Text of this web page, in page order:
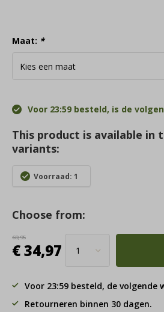
Maat: *
Voor 23:59 besteld, is de
This product is available in
variants:
Voorraad: 1
Choose from:
69,95
€ 34,97
Voor 23:59 besteld, de volgende
Retourneren binnen 30 dagen.